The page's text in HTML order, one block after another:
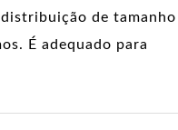
de tamanho
É adequado para